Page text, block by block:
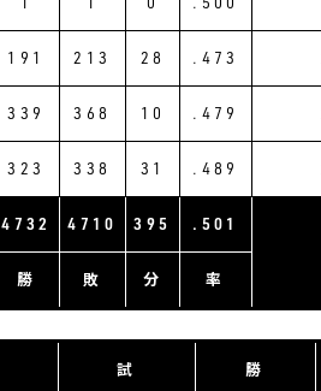
191 213 28 .473
339 368 10 .479
323 338 31 .489
4732 4710 395
.501
勝 敗 分 率
試 勝